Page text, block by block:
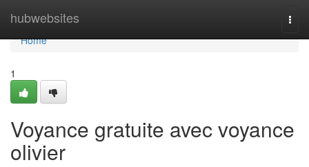
hubwebsites
Home
Home
1
Voyance gratuite avec voyance
olivier